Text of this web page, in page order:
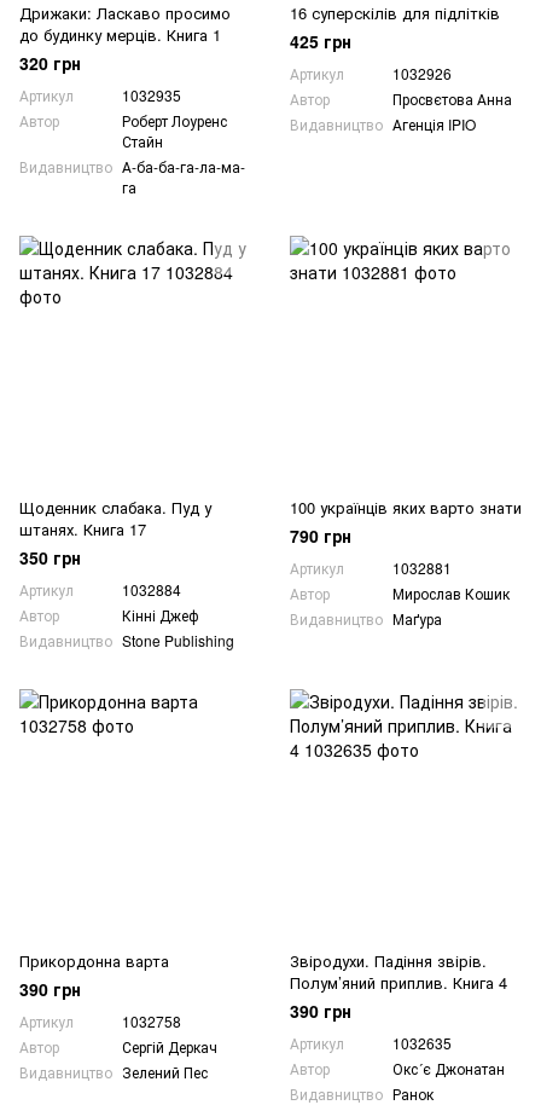
Дрижаки: Ласкаво просимо
до будинку мерців. Книга 1
320 грн
Артикул
1032935
Автор
Роберт Лоуренс
Стайн
Видавництво А-ба-ба-га-ла-ма-
га
16 суперскілів для підлітків
425 грн
Артикул
1032926
Автор
Просвєтова Анна
Видавництво Агенція IPIO
Щоденник слабака. Пуд у
штанях. Книга 17
350 грн
Артикул
1032884
Автор
Кінні Джеф
Видавництво Stone Publishing
100 українців яких варто знати
790 грн
Артикул
1032881
Автор
Мирослав Кошик
Видавництво Маґура
Прикордонна варта
390 грн
Артикул
1032758
Автор
Сергій Деркач
Видавництво Зелений Пес
Звіродухи. Падіння звірів.
Полум’яний приплив. Книга 4
390 грн
Артикул
1032635
Автор
Окс´є Джонатан
Видавництво Ранок